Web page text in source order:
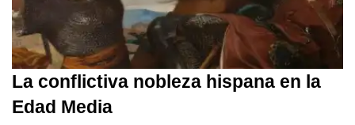
La conflictiva nobleza hispana en la
Edad Media